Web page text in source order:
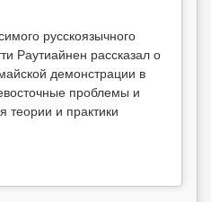
русскоязычного
Раутиайнен рассказал о
демонстрации в
проблемы и
теории и практики